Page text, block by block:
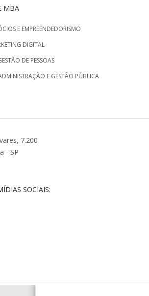
MBA
E EMPREENDEDORISMO
DIGITAL
DE PESSOAS
E GESTÃO PÚBLICA
7.200
- SP
SOCIAIS: